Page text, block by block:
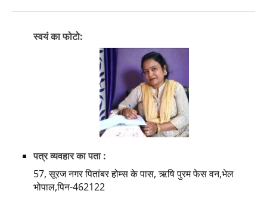
स्वयं का फोटो:
पत्र व्यवहार का पता :
57, सूरज नगर पितांबर होम्स के पास, ऋषि पुरम फेस वन,भेल
भोपाल,पिन-462122